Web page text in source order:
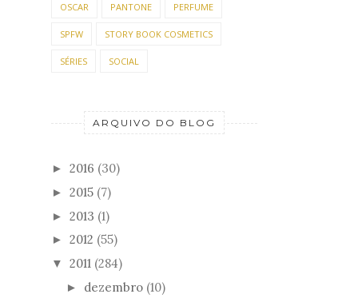
OSCAR PANTONE PERFUME
SPFW STORY BOOK COSMETICS
SÉRIES SOCIAL
ARQUIVO DO BLOG
► 2016 (30)
► 2015 (7)
► 2013 (1)
► 2012 (55)
▼ 2011 (284)
► dezembro (10)